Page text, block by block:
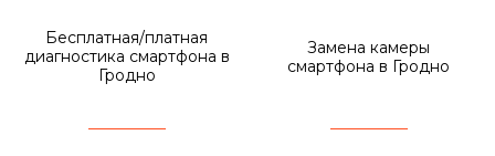
Бесплатная/платная
диагностика смартфона в
Гродно
Замена камеры
смартфона в Гродно